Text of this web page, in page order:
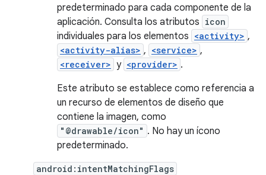
predeterminado para cada componente de la
aplicación. Consulta los atributos icon
individuales para los elementos <activity> ,
<activity-alias> , <service> ,
<receiver> y <provider> .
Este atributo se establece como referencia a
un recurso de elementos de diseño que
contiene la imagen, como
"@drawable/icon" . No hay un ícono
predeterminado.
android:intentMatchingFlags